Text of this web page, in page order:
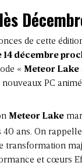
de cette
14 décembre
« Meteor Lake
PC
Meteor Lake
40 ans. On
transformation
et cœurs